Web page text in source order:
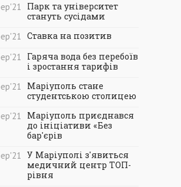
'21
Парк та університет
стануть сусідами
'21 Ставка на позитив
'21
Гаряча вода без перебоїв
і зростання тарифів
'21
Маріуполь стане
студентською столицею
'21
Маріуполь приєднався
до ініціативи «Без
бар'єрів
'21 У Маріуполі з'явиться
медичний центр ТОП-
рівня